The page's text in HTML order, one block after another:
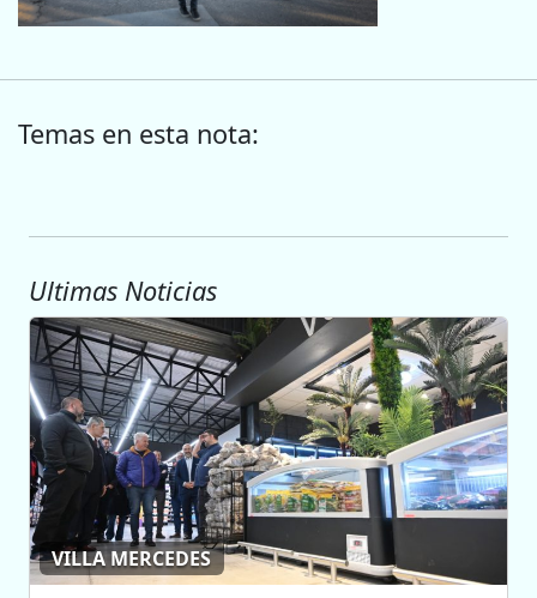
Temas en esta nota:
Ultimas Noticias
VILLA MERCEDES